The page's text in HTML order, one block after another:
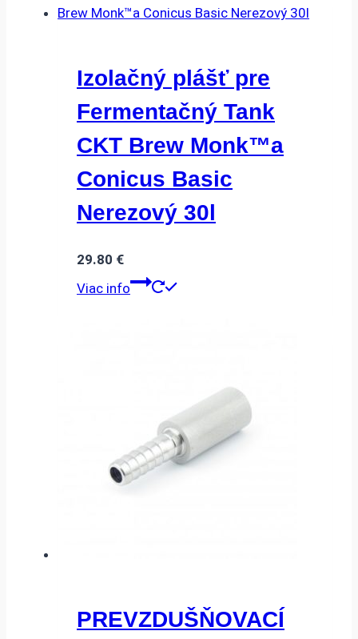
Izolačný plášť pre
Fermentačný Tank
CKT Brew Monk™a
Conicus Basic
Nerezový 30l
29.80 €
Viac info
PREVZDUŠŇOVACÍ